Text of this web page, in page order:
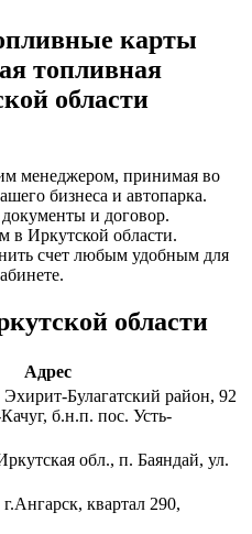
карты
топливная
области
менеджером, принимая во
бизнеса и автопарка.
и договор.
в Иркутской области.
счет любым удобным для
области
Адрес
Эхирит-Булагатский район, 92
б.н.п. пос. Усть-
обл., п. Баяндай, ул.
квартал 290,